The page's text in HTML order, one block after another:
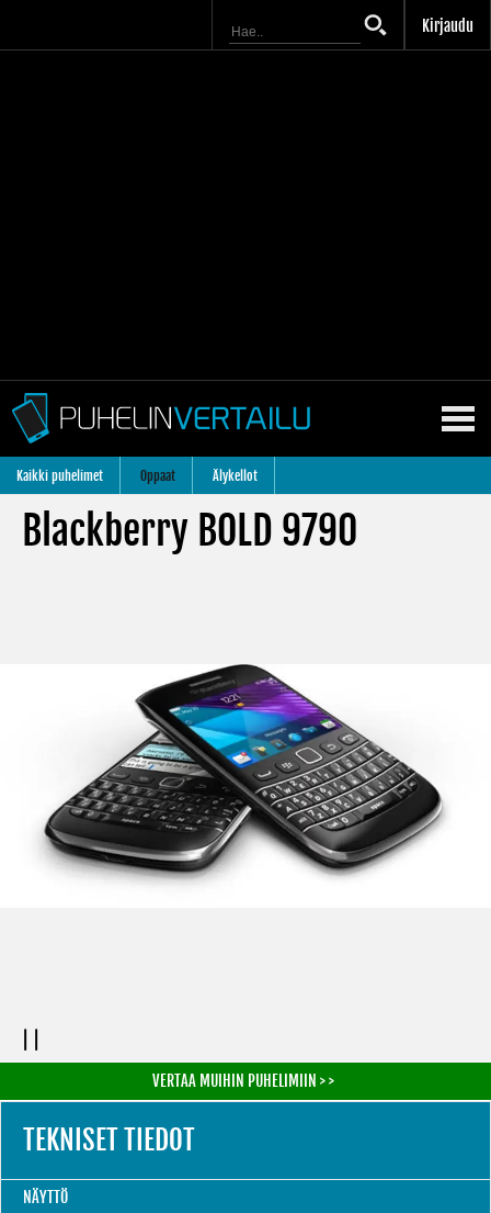
Kirjaudu
Kaikki puhelimet Oppaat Älykellot
Blackberry BOLD 9790
VERTAA MUIHIN PUHELIMIIN > >
TEKNISET TIEDOT
NÄYTTÖ